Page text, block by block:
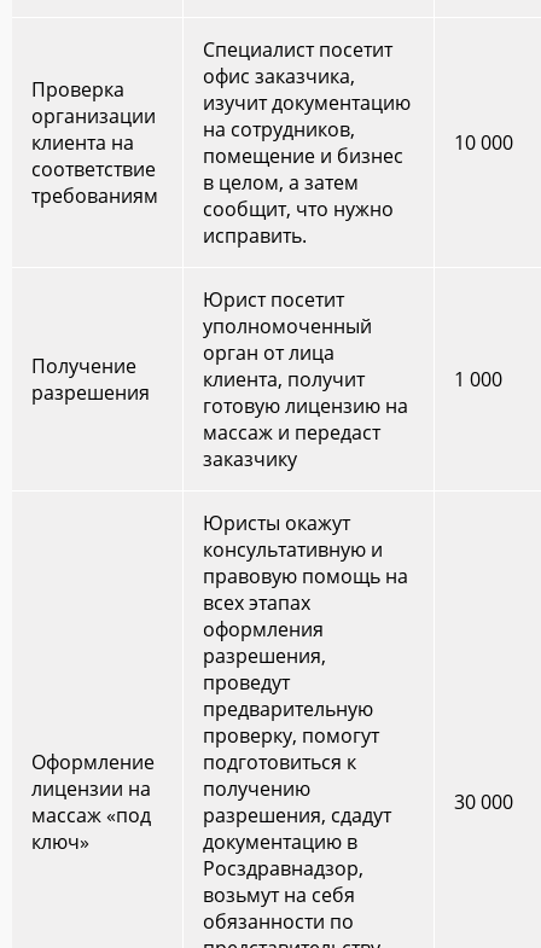
Проверка
организации
клиента на
соответствие
требованиям
Специалист посетит
офис заказчика,
изучит документацию
на сотрудников,
помещение и бизнес
в целом, а затем
сообщит, что нужно
исправить.
10 000
Получение
разрешения
Юрист посетит
уполномоченный
орган от лица
клиента, получит
готовую лицензию на
массаж и передаст
заказчику
1 000
Оформление
лицензии на
массаж «под
ключ»
Юристы окажут
консультативную и
правовую помощь на
всех этапах
оформления
разрешения,
проведут
предварительную
проверку, помогут
подготовиться к
получению
разрешения, сдадут
документацию в
Росздравнадзор,
возьмут на себя
обязанности по
30 000